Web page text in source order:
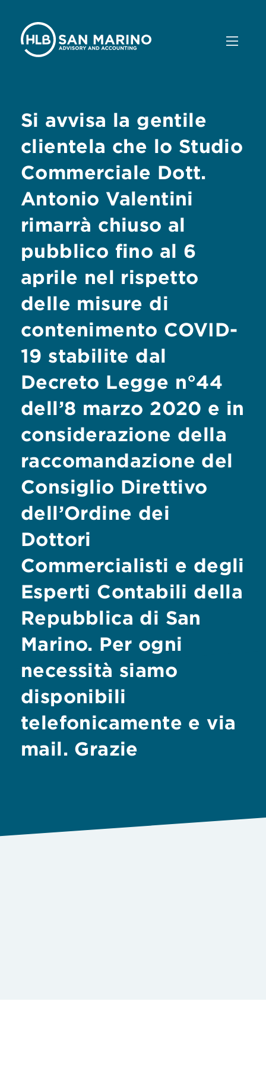
Si avvisa la gentile
clientela che lo Studio
Commerciale Dott.
Antonio Valentini
rimarrà chiuso al
pubblico fino al 6
aprile nel rispetto
delle misure di
contenimento COVID-
19 stabilite dal
Decreto Legge n°44
dell’8 marzo 2020 e in
considerazione della
raccomandazione del
Consiglio Direttivo
dell’Ordine dei
Dottori
Commercialisti e degli
Esperti Contabili della
Repubblica di San
Marino. Per ogni
necessità siamo
disponibili
telefonicamente e via
mail. Grazie